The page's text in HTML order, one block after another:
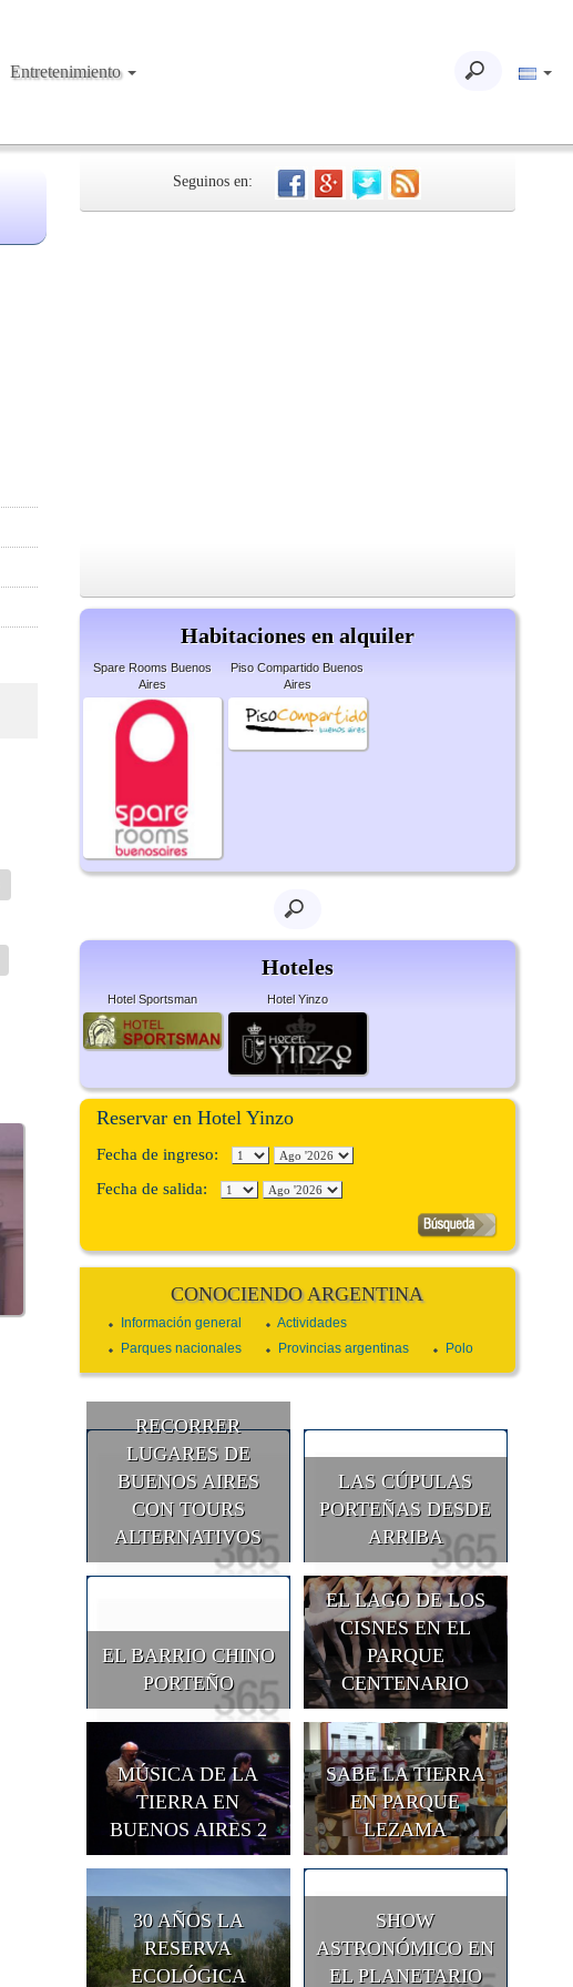
Entretenimiento
Seguinos en:
Habitaciones en alquiler
Spare Rooms Buenos
Aires
Piso Compartido Buenos
Aires
Hoteles
Hotel Sportsman Hotel Yinzo
Reservar en Hotel Yinzo
Fecha de ingreso:
Fecha de salida:
CONOCIENDO ARGENTINA
Información general
Actividades
Parques nacionales
Provincias argentinas Polo
RECORRER
LUGARES DE
BUENOS AIRES
CON TOURS
ALTERNATIVOS
LAS CÚPULAS
PORTEÑAS DESDE
ARRIBA
EL BARRIO CHINO
PORTEÑO
EL LAGO DE LOS
CISNES EN EL
PARQUE
CENTENARIO
MÚSICA DE LA
TIERRA EN
BUENOS AIRES 2
SABE LA TIERRA
EN PARQUE
LEZAMA
30 AÑOS LA
RESERVA
ECOLÓGICA
SHOW
ASTRONÓMICO EN
EL PLANETARIO